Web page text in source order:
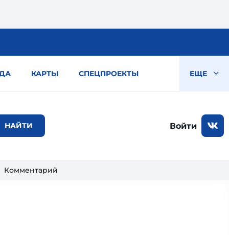
КАРТЫ СПЕЦПРОЕКТЫ ЕЩЕ
Войти
Комментарий